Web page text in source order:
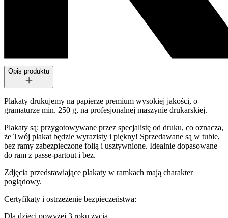
Opis produktu
Plakaty drukujemy na papierze premium wysokiej jakości, o
gramaturze min. 250 g, na profesjonalnej maszynie drukarskiej.
Plakaty są: przygotowywane przez specjalistę od druku, co oznacza,
że Twój plakat będzie wyrazisty i piękny! Sprzedawane są w tubie,
bez ramy zabezpieczone folią i usztywnione. Idealnie dopasowane
do ram z passe-partout i bez.
Zdjęcia przedstawiające plakaty w ramkach mają charakter
poglądowy.
Certyfikaty i ostrzeżenie bezpieczeństwa:
Dla dzieci powyżej 3 roku życia.